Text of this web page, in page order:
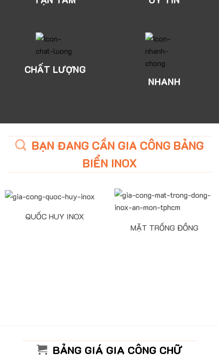
CHẤT LƯỢNG
NHANH
BẠN ĐANG CẦN GIA CÔNG BẢNG
BIỂN INOX
QUỐC HUY INOX
MẶT TRỐNG ĐỒNG
BẢNG GIÁ GIA CÔNG CHỮ